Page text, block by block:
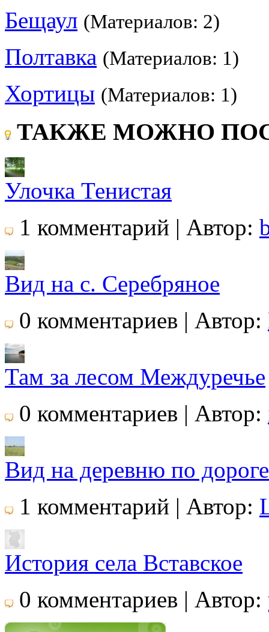
Бещаул (Материалов: 2)
Полтавка (Материалов: 1)
Хортицы (Материалов: 1)
ТАКЖЕ МОЖНО
Улочка Тенистая
1 комментарий | Автор:
Вид на с. Серебряное
0 комментариев | Автор:
Там за лесом Междуречье
0 комментариев | Автор:
Вид на деревню по
1 комментарий | Автор:
История села Вставское
0 комментариев | Автор: